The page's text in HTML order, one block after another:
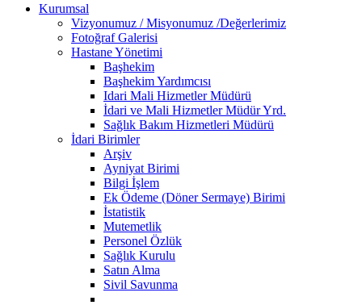
Kurumsal
Vizyonumuz / Misyonumuz /Değerlerimiz
Fotoğraf Galerisi
Hastane Yönetimi
Başhekim
Başhekim Yardımcısı
Idari Mali Hizmetler Müdürü
İdari ve Mali Hizmetler Müdür Yrd.
Sağlık Bakım Hizmetleri Müdürü
İdari Birimler
Arşiv
Ayniyat Birimi
Bilgi İşlem
Ek Ödeme (Döner Sermaye) Birimi
İstatistik
Mutemetlik
Personel Özlük
Sağlık Kurulu
Satın Alma
Sivil Savunma